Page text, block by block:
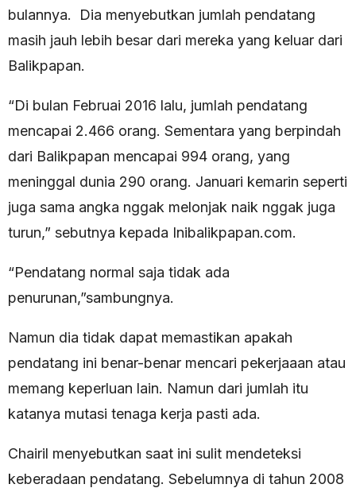
bulannya. Dia menyebutkan jumlah pendatang
masih jauh lebih besar dari mereka yang keluar dari
Balikpapan.
“Di bulan Februai 2016 lalu, jumlah pendatang
mencapai 2.466 orang. Sementara yang berpindah
dari Balikpapan mencapai 994 orang, yang
meninggal dunia 290 orang. Januari kemarin seperti
juga sama angka nggak melonjak naik nggak juga
turun,” sebutnya kepada Inibalikpapan.com.
“Pendatang normal saja tidak ada
penurunan,”sambungnya.
Namun dia tidak dapat memastikan apakah
pendatang ini benar-benar mencari pekerjaaan atau
memang keperluan lain. Namun dari jumlah itu
katanya mutasi tenaga kerja pasti ada.
Chairil menyebutkan saat ini sulit mendeteksi
keberadaan pendatang. Sebelumnya di tahun 2008